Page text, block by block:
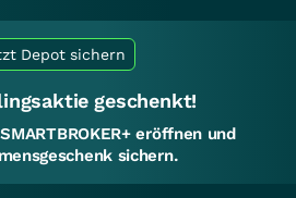
Depot sichern
geschenkt!
eröffnen und
sichern.